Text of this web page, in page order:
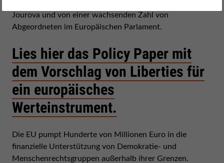
Jourova und von einer wachsenden Zahl von
Abgeordneten im Europäischen Parlament.
Lies hier das Policy Paper mit
dem Vorschlag von Liberties für
ein europäisches
Werteinstrument.
Die EU pumpt Hunderte von Millionen Euro in die
finanzielle Unterstützung von Demokratie- und
Menschenrechtsgruppen außerhalb ihrer Grenzen.